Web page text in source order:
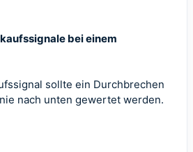
bei einem
sollte ein Durchbrechen
nach unten gewertet werden.